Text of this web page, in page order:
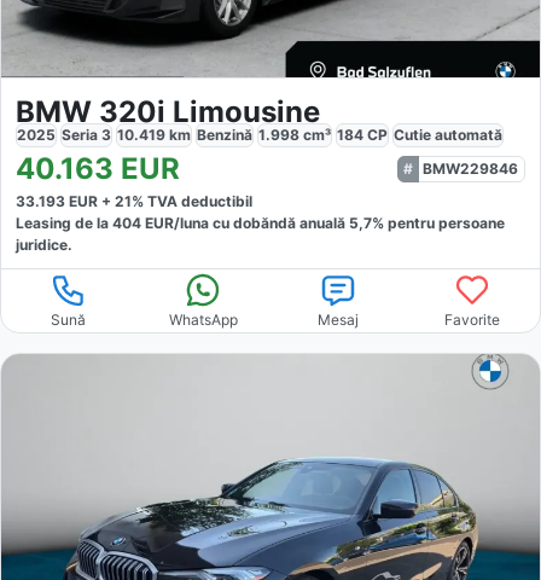
BMW 320i Limousine
2025 Seria 3 10.419 km Benzină 1.998 cm³ 184 CP Cutie automată
40.163 EUR
BMW229846
33.193 EUR + 21% TVA deductibil
Leasing de la 404 EUR/luna cu dobăndă anuală 5,7% pentru persoane
juridice.
Sună WhatsApp Mesaj Favorite